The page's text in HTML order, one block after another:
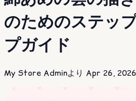
のためのステッ
プガイド
My Store Adminより Apr 26, 2026